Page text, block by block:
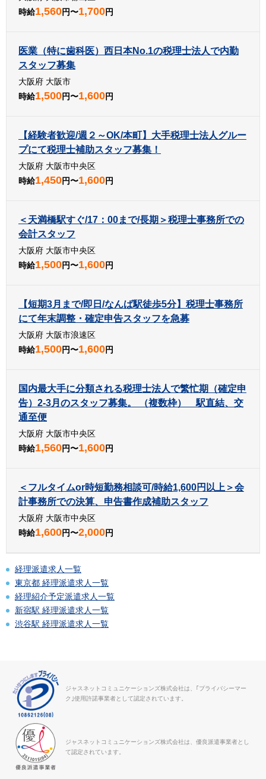
時給1,560円〜1,700円
医業（特に歯科医）西日本No.1の税理士法人で内勤
スタッフ募集
大阪府 大阪市
時給1,500円〜1,600円
【経験者歓迎/週２～OK/本町】大手税理士法人グルー
プにて税理士補助スタッフ募集！
大阪府 大阪市中央区
時給1,450円〜1,600円
＜天満橋駅すぐ/17：00まで/長期＞税理士事務所での
会計スタッフ
大阪府 大阪市中央区
時給1,500円〜1,600円
【短期3月まで/即日/なんば駅徒歩5分】税理士事務所
にて年末調整・確定申告スタッフを急募
大阪府 大阪市浪速区
時給1,500円〜1,600円
国内最大手に分類される税理士法人で繁忙期（確定申
告）2-3月のスタッフ募集。 （複数枠） 駅直結、交
通至便
大阪府 大阪市中央区
時給1,560円〜1,600円
＜フルタイムor時短勤務相談可/時給1,600円以上＞会
計事務所での決算、申告書作成補助スタッフ
大阪府 大阪市中央区
時給1,600円〜2,000円
経理派遣求人一覧
東京都 経理派遣求人一覧
経理紹介予定派遣求人一覧
新宿駅 経理派遣求人一覧
渋谷駅 経理派遣求人一覧
ジャスネットコミュニケーションズ株式会社は、｢プライバシーマー
ク｣使用許諾事業者として認定されています。
ジャスネットコミュニケーションズ株式会社は、優良派遣事業者とし
て認定されています。